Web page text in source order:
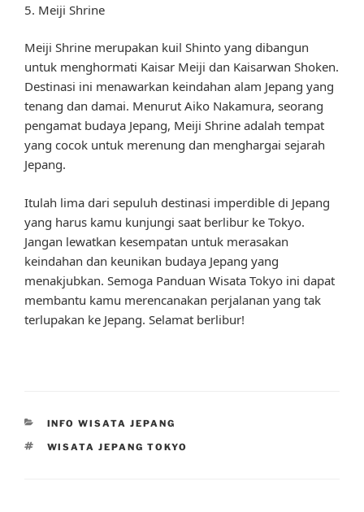
5. Meiji Shrine
Meiji Shrine merupakan kuil Shinto yang dibangun
untuk menghormati Kaisar Meiji dan Kaisarwan Shoken.
Destinasi ini menawarkan keindahan alam Jepang yang
tenang dan damai. Menurut Aiko Nakamura, seorang
pengamat budaya Jepang, Meiji Shrine adalah tempat
yang cocok untuk merenung dan menghargai sejarah
Jepang.
Itulah lima dari sepuluh destinasi imperdible di Jepang
yang harus kamu kunjungi saat berlibur ke Tokyo.
Jangan lewatkan kesempatan untuk merasakan
keindahan dan keunikan budaya Jepang yang
menakjubkan. Semoga Panduan Wisata Tokyo ini dapat
membantu kamu merencanakan perjalanan yang tak
terlupakan ke Jepang. Selamat berlibur!
CATEGORIES
INFO WISATA JEPANG
TAGS
WISATA JEPANG TOKYO